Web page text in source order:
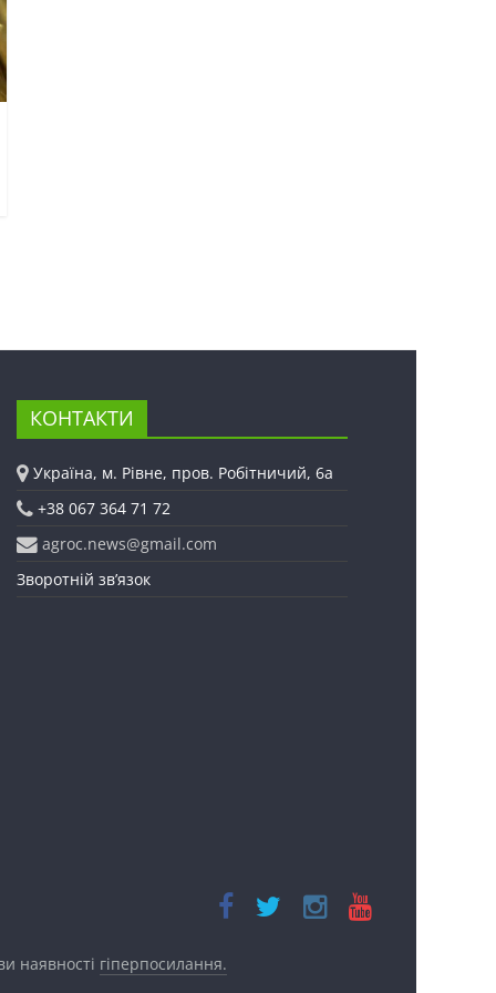
КОНТАКТИ
Україна, м. Рівне, пров. Робітничий, 6а
+38 067 364 71 72
agroc.news@gmail.com
Зворотній зв’язок
наявності гіперпосилання.